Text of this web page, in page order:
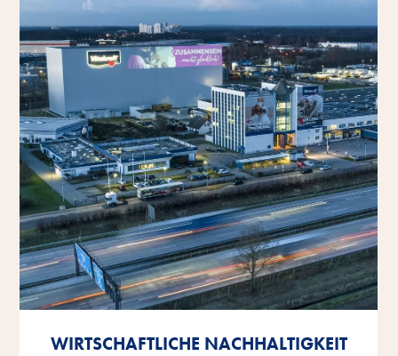
WIRTSCHAFTLICHE NACHHALTIGKEIT
WIRTSCHAFTLICHE NACHHALTIGKEIT
WIRTSCHAFTLICHE NACHHALTIGKEIT